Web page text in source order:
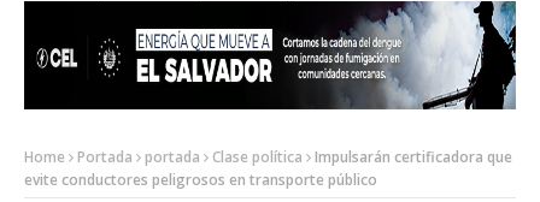
Home Portada portada Clase política
Impulsarán certificadora que
evite conductores peligrosos en transporte público